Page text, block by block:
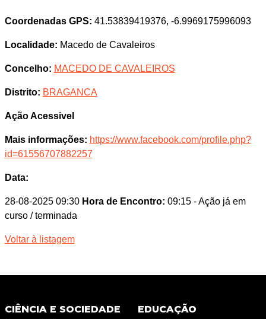
Coordenadas GPS: 41.53839419376, -6.9969175996093
Localidade: Macedo de Cavaleiros
Concelho: MACEDO DE CAVALEIROS
Distrito: BRAGANCA
Ação Acessivel
Mais informações: https://www.facebook.com/profile.php?
id=61556707882257
Data:
28-08-2025 09:30 Hora de Encontro: 09:15 - Ação já em
curso / terminada
Voltar à listagem
CIÊNCIA E SOCIEDADE EDUCAÇÃO